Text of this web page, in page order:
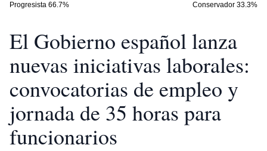
Progresista 66.7% Conservador 33.3%
El Gobierno español lanza
nuevas iniciativas laborales:
convocatorias de empleo y
jornada de 35 horas para
funcionarios